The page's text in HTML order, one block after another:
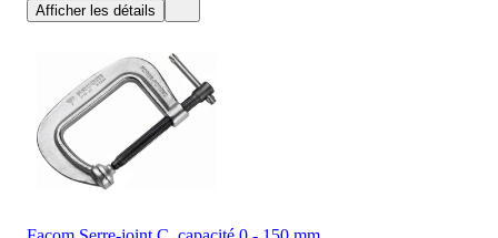
Afficher les détails